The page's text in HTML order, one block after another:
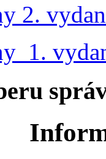
2.
1.